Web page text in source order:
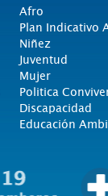
Afro
Plan Indicativo
Niñez
Juventud
Mujer
Politica
Discapacidad
Educación